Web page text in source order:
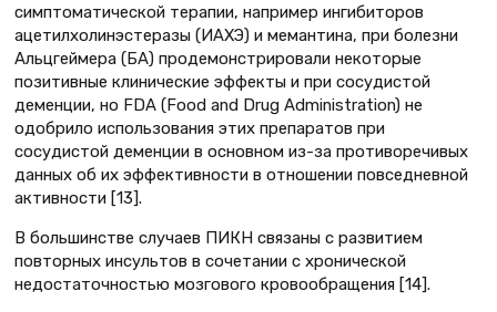
симптоматической терапии, например ингибиторов
ацетилхолинэстеразы (ИАХЭ) и мемантина, при болезни
Альцгеймера (БА) продемонстрировали некоторые
позитивные клинические эффекты и при сосудистой
деменции, но FDA (Food and Drug Administration) не
одобрило использования этих препаратов при
сосудистой деменции в основном из-за противоречивых
данных об их эффективности в отношении повседневной
активности [13].
В большинстве случаев ПИКН связаны с развитием
повторных инсультов в сочетании с хронической
недостаточностью мозгового кровообращения [14].